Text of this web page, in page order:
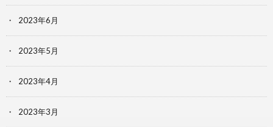
2023年6月
2023年5月
2023年4月
2023年3月